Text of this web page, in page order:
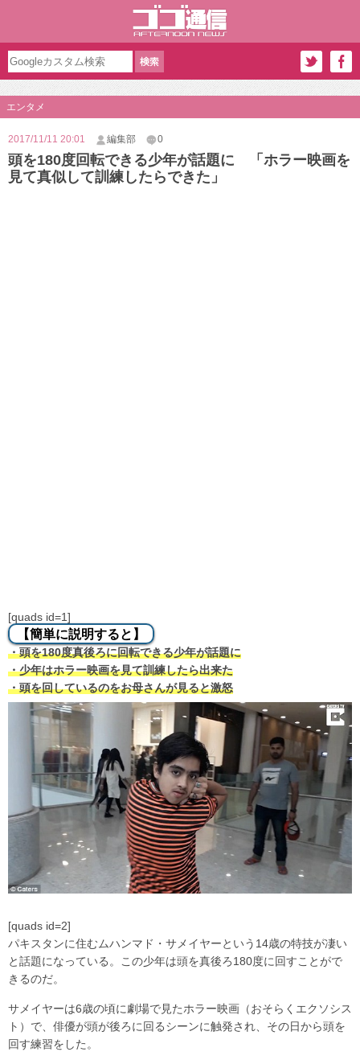
エンタメ
2017/11/11 20:01 編集部 0
頭を180度回転できる少年が話題に 「ホラー映画を
見て真似して訓練したらできた」
[quads id=1]
【簡単に説明すると】
・頭を180度真後ろに回転できる少年が話題に
・少年はホラー映画を見て訓練したら出来た
・頭を回しているのをお母さんが見ると激怒
[quads id=2]
パキスタンに住むムハンマド・サメイヤーという14歳の特技が凄い
と話題になっている。この少年は頭を真後ろ180度に回すことがで
きるのだ。
サメイヤーは6歳の頃に劇場で見たホラー映画（おそらくエクソシス
ト）で、俳優が頭が後ろに回るシーンに触発され、その日から頭を
回す練習をした。